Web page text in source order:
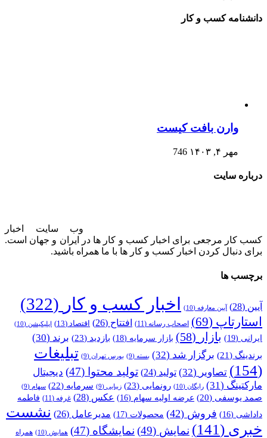
دانشنامه کسب و کار
وارن بافت کیست
مهر ۴, ۱۴۰۳ 746
درباره سایت
وب سایت اخبار
کسب کار مرجعی برای اخبار کسب و کار ها در ایران و جهان است.
برای دنبال کردن اخبار کسب و کار ها با ما همراه باشید.
برچسب ها
آیین (28) آیین معارفه (10) اخبار کسب و کار (322)
استارتاپ (69) اصحاب رسانه (11) افتتاح (26) اقتصاد (13) اپلیکیشن (10)
ایرانی (19) بازار (58) بازار سرمایه (18) بازدید (23) برند (30)
برندینگ (21) برگزار شد (32) بسته (9) بورس تهران (9)
تبلیغات
(154)
تصاویر (32) تولید (24) تولید محتوا (47)
دیجیتال
مارکتینگ (31) رایگان (10) رونمایی (23) زیبایی (9) سرمایه (22) سهام (9)
صمد یوسفی (20) عرضه اولیه سهام (16) عکس (28) غرفه (11)
فاطمه
داداشی (16) فروش (42) محصولات (17) مدیرعامل (26)
نشست
خبری (141) نمایش (49) نمایشگاه (47) همایش (10) همراه